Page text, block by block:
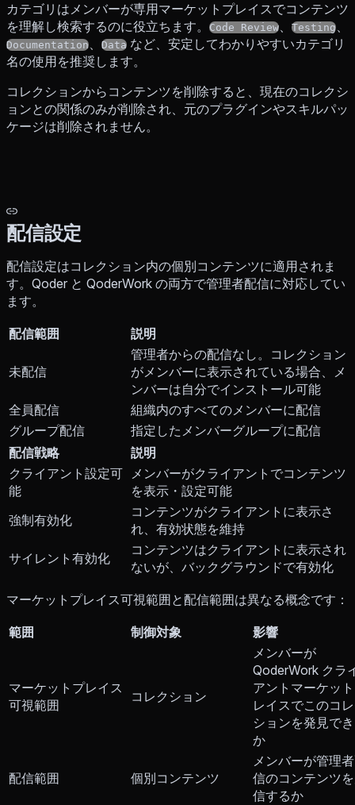
カテゴリはメンバーが専用マーケットプレイスでコンテンツ
を理解し検索するのに役立ちます。
Code Review、 Testing、
Documentation、 Data など、安定してわかりやすいカテゴリ
名の使用を推奨します。
コレクションからコンテンツを削除すると、現在のコレクシ
ョンとの関係のみが削除され、元のプラグインやスキルパッ
ケージは削除されません。
配信設定
配信設定はコレクション内の個別コンテンツに適用されま
す。Qoder と QoderWork の両方で管理者配信に対応してい
ます。
配信範囲 説明
未配信
管理者からの配信なし。コレクション
がメンバーに表示されている場合、メ
ンバーは自分でインストール可能
全員配信
組織内のすべてのメンバーに配信
グループ配信
指定したメンバーグループに配信
配信戦略
説明
クライアント設定可
能
メンバーがクライアントでコンテンツ
を表示・設定可能
強制有効化
コンテンツがクライアントに表示さ
れ、有効状態を維持
サイレント有効化
コンテンツはクライアントに表示され
ないが、バックグラウンドで有効化
マーケットプレイス可視範囲と配信範囲は異なる概念です：
範囲 制御対象 影響
マーケットプレイス
可視範囲
コレクション
メンバーが
QoderWork クラ
アントマーケッ
レイスでこのコ
ションを発見で
か
配信範囲 個別コンテンツ
メンバーが管理
信のコンテンツ
信するか